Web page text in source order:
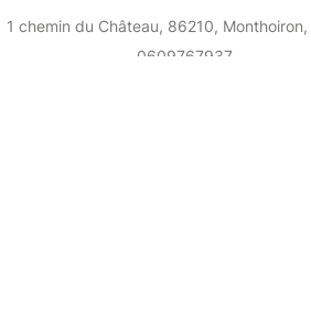
1 chemin du Château, 86210,
0609767937